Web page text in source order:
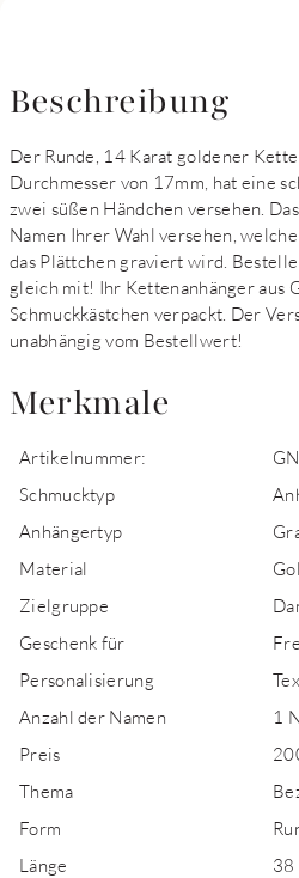
Beschreibung
Der Runde, 14 Karat goldener
Durchmesser von 17mm, hat eine
zwei süßen Händchen versehen.
Namen Ihrer Wahl versehen,
das Plättchen graviert wird.
gleich mit! Ihr Kettenanhänger aus
Schmuckkästchen verpackt. Der
unabhängig vom Bestellwert!
Merkmale
Artikelnummer:
Schmucktyp
Anhängertyp
Material
Zielgruppe
Geschenk für
Personalisierung
Anzahl der Namen
1
Preis
Thema
Form
Länge
38